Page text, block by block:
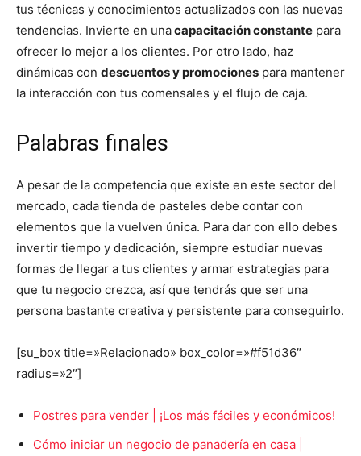
tus técnicas y conocimientos actualizados con las nuevas
tendencias. Invierte en unacapacitación constante para
ofrecer lo mejor a los clientes. Por otro lado, haz
dinámicas con descuentos y promociones para mantener
la interacción con tus comensales y el flujo de caja.
Palabras finales
A pesar de la competencia que existe en este sector del
mercado, cada tienda de pasteles debe contar con
elementos que la vuelven única. Para dar con ello debes
invertir tiempo y dedicación, siempre estudiar nuevas
formas de llegar a tus clientes y armar estrategias para
que tu negocio crezca, así que tendrás que ser una
persona bastante creativa y persistente para conseguirlo.
[su_box title=»Relacionado» box_color=»#f51d36″
radius=»2″]
Postres para vender | ¡Los más fáciles y económicos!
Cómo iniciar un negocio de panadería en casa |